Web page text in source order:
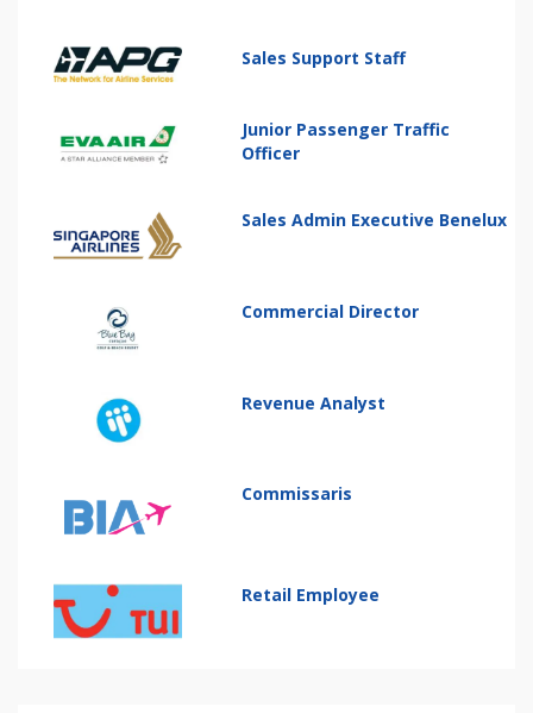
Sales Support Staff
Junior Passenger Traffic
Officer
Sales Admin Executive Benelux
Commercial Director
Revenue Analyst
Commissaris
Retail Employee